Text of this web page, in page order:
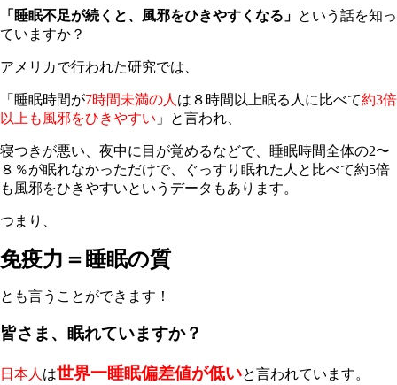
「睡眠不足が続くと、風邪をひきやすくなる」 という話を知っ
ていますか？
アメリカで行われた研究では、
「睡眠時間が7時間未満の人 は８時間以上眠る人に比べて約3倍
以上も風邪をひきやすい 」と言われ、
寝つきが悪い、夜中に目が覚めるなどで、睡眠時間全体の2〜
８％が眠れなかっただけで、ぐっすり眠れた人と比べて約5倍
も風邪をひきやすいというデータもあります。
つまり、
免疫力＝睡眠の質
とも言うことができます！
皆さま、眠れていますか？
日本人 は世界一睡眠偏差値が低いと言われています。